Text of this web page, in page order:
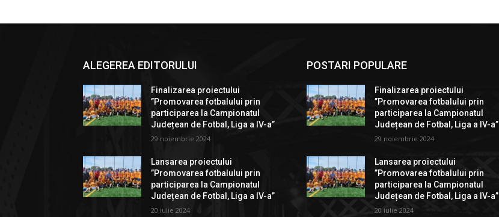
ALEGEREA EDITORULUI
Finalizarea proiectului
”Promovarea fotbalului prin
participarea la Campionatul
Județean de Fotbal, Liga a IV-a”
29 noiembrie 2024
Lansarea proiectului
”Promovarea fotbalului prin
participarea la Campionatul
Județean de Fotbal, Liga a IV-a”
20 iulie 2024
POSTARI POPULARE
Finalizarea proiectului
”Promovarea fotbalului prin
participarea la Campionatul
Județean de Fotbal, Liga a IV-a”
29 noiembrie 2024
Lansarea proiectului
”Promovarea fotbalului prin
participarea la Campionatul
Județean de Fotbal, Liga a IV-a”
20 iulie 2024